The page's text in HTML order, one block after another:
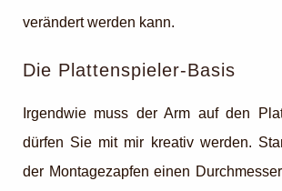
verändert werden kann.
Die Plattenspieler-Basis
Irgendwie muss der Arm auf den
dürfen Sie mit mir kreativ werden.
der Montagezapfen einen